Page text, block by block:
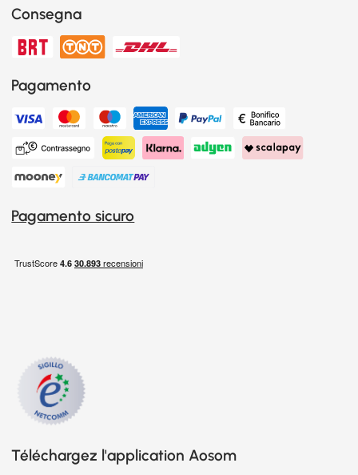
Consegna
Pagamento
Pagamento sicuro
Téléchargez l'application Aosom